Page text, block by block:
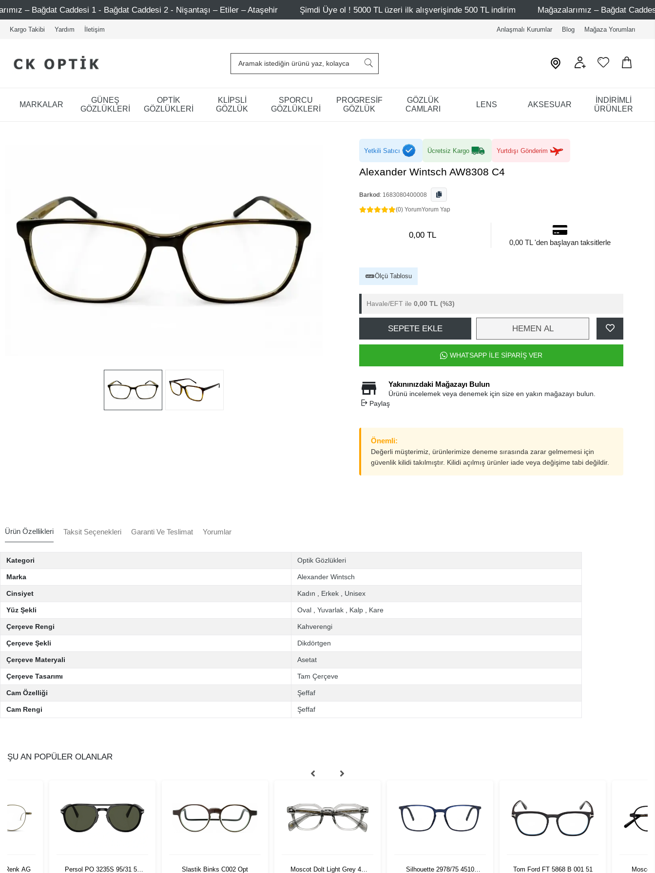
Caddesi 1 - Bağdat Caddesi 2 - Nişantaşı – Etiler – Ataşehir Şimdi Üye ol ! 5000 TL üzeri ilk alışverişinde 500 TL indirim Mağazalarımız – Bağdat Caddesi 1 - Bağdat
Kargo Takibi Yardım İletişim Anlaşmalı Kurumlar Blog Mağaza Yorumları
MARKALAR
GÜNEŞ
GÖZLÜKLERİ
OPTİK
GÖZLÜKLERİ
KLİPSLİ
GÖZLÜK
SPORCU
GÖZLÜKLERİ
PROGRESİF
GÖZLÜK
GÖZLÜK
CAMLARI
LENS AKSESUAR
İNDİRİMLİ
ÜRÜNLER
Yetkili Satıcı Ücretsiz Kargo Yurtdışı Gönderim
Alexander Wintsch AW8308 C4
Barkod : 1683080400008
(0) YorumYorum Yap
0,00 TL
0,00 TL 'den başlayan taksitlerle
Ölçü Tablosu
Havale/EFT ile 0,00 TL (%3)
SEPETE EKLE HEMEN AL
WHATSAPP İLE SİPARİŞ VER
Yakınınızdaki Mağazayı Bulun
Ürünü incelemek veya denemek için size en yakın mağazayı bulun.
Paylaş
Önemli:
Değerli müşterimiz, ürünlerimize deneme sırasında zarar gelmemesi için
güvenlik kilidi takılmıştır. Kilidi açılmış ürünler iade veya değişime tabi değildir.
Ürün Özellikleri Taksit Seçenekleri Garanti Ve Teslimat Yorumlar
Kategori Optik Gözlükleri
Marka Alexander Wintsch
Cinsiyet Kadın Erkek Unisex
Yüz Şekli Oval Yuvarlak Kalp Kare
Çerçeve Rengi Kahverengi
Çerçeve Şekli Dikdörtgen
Çerçeve Materyali Asetat
Çerçeve Tasarımı Tam Çerçeve
Cam Özelliği Şeffaf
Cam Rengi Şeffaf
ŞU AN POPÜLER OLANLAR
Renk AG
Persol PO 3235S 95/31 55
Slastik Binks C002 Opt
Moscot Dolt Light Grey 49
Silhouette 2978/75 4510
Tom Ford FT 5868 B 001 51
Moscot